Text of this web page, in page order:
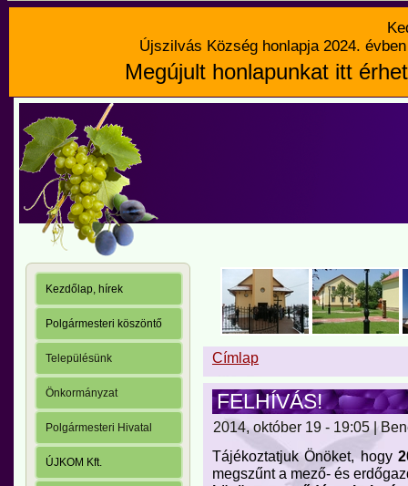
Újszilvás Község honlapja 2024.
Megújult honlapunkat itt
Kezdőlap, hírek
Polgármesteri köszöntő
Településünk
Önkormányzat
Polgármesteri Hivatal
ÚJKOM Kft.
Címlap
FELHÍVÁS!
2014, október 19 - 19:05 |
Tájékoztatjuk Önöket, hogy
megszűnt a mező- és